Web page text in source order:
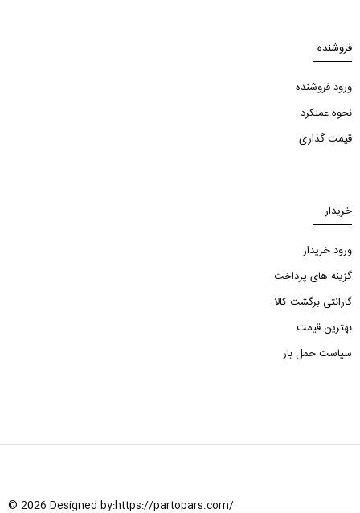
فروشنده
ورود فروشنده
نحوه عملکرد
قیمت گذاری
خریدار
ورود خریدار
گزینه های پرداخت
گارانتی برگشت کالا
بهترین قیمت
سیاست حمل بار
© 2026 Designed by:https://partopars.com/